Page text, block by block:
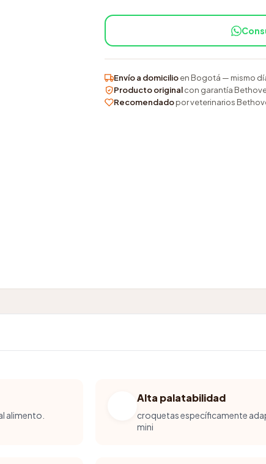
Envío a domicilioen Bogotá — mismo
Producto originalcon garantía
Recomendadopor veterinarios
alimento.
Alta palatabilidad
croquetas específicamente
mini